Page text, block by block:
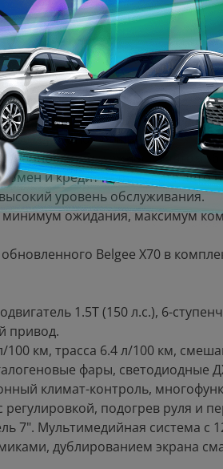
сочетание стиля,
и удобное решение.
в надежности
и кредит — обновите авто
уровень обслуживания.
ожидания, максимум
Belgee X70 в
1.5T (150 л.с.), 6-
привод.
100 км, трасса 6.4 л/100 км,
фары, светодиодные
климат-контроль,
подогрев руля и
7". Мультимедийная система с
дублированием экрана